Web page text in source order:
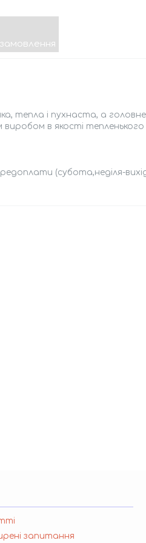
тепла і пухнаста, а
в якості тепленького
(субота,неділя-
запитання